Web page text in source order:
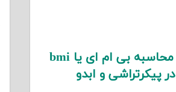
نحوه محاسبه بی ام ای یا bmi
در پیکرتراشی و ابدو